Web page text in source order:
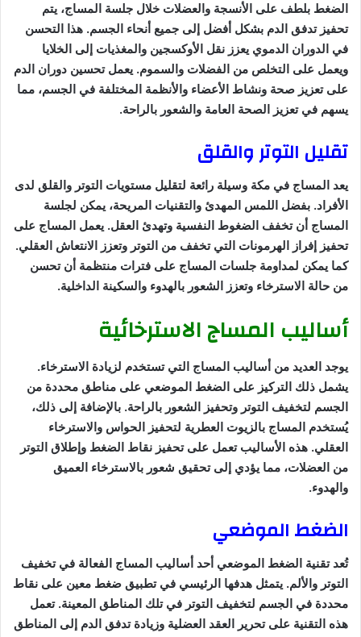
الضغط بلطف على الأنسجة والعضلات خلال جلسة المساج، يتم
تحفيز تدفق الدم بشكل أفضل إلى جميع أنحاء الجسم. هذا التحسن
في الدوران الدموي يعزز نقل الأوكسجين والمغذيات إلى الخلايا
ويعمل على التخلص من الفضلات والسموم. يعمل تحسين دوران الدم
على تعزيز صحة ونشاط الأعضاء والأنظمة المختلفة في الجسم، مما
يسهم في تعزيز الصحة العامة والشعور بالراحة.
تقليل التوتر والقلق
يعد المساج في مكة وسيلة رائعة لتقليل مستويات التوتر والقلق لدى
الأفراد. بفضل اللمس المهدئ والتقنيات المريحة، يمكن لجلسة
المساج أن تخفف الضغوط النفسية وتهدئ العقل. يعمل المساج على
تحفيز إفراز الهرمونات التي تخفف من التوتر وتعزز الانتعاش العقلي.
كما يمكن لمداومة جلسات المساج على فترات منتظمة أن تحسن
من حالة الاسترخاء وتعزز الشعور بالهدوء والسكينة الداخلية.
أساليب المساج الاسترخائية
يوجد العديد من أساليب المساج التي تستخدم لزيادة الاسترخاء.
يشمل ذلك التركيز على الضغط الموضعي على مناطق محددة من
الجسم لتخفيف التوتر وتحفيز الشعور بالراحة. بالإضافة إلى ذلك،
يُستخدم المساج بالزيوت العطرية لتحفيز الحواس والاسترخاء
العقلي. هذه الأساليب تعمل على تحفيز نقاط الضغط وإطلاق التوتر
من العضلات، مما يؤدي إلى تحقيق شعور بالاسترخاء العميق
والهدوء.
الضغط الموضعي
تُعد تقنية الضغط الموضعي أحد أساليب المساج الفعالة في تخفيف
التوتر والألم. يتمثل هدفها الرئيسي في تطبيق ضغط معين على نقاط
محددة في الجسم لتخفيف التوتر في تلك المناطق المعينة. تعمل
هذه التقنية على تحرير العقد العضلية وزيادة تدفق الدم إلى المناطق